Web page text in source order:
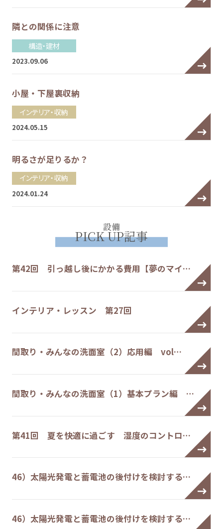
隣との関係に注意
構造・建材
2023.09.06
小屋・下屋裏収納
インテリア・収納
2024.05.15
明るさが足りるか？
インテリア・収納
2024.01.24
設備
PICK UP記事
第42回 引っ越し後にかかる費用【夢のマイ…
インテリア・レッスン 第27回
間取り・みんなの洗面室（2）応用編 vol…
間取り・みんなの洗面室（1）基本プラン編 …
第41回 夏を快適に過ごす 湿度のコントロ…
46）太陽光発電と蓄電池の後付けを検討する…
46）太陽光発電と蓄電池の後付けを検討する…